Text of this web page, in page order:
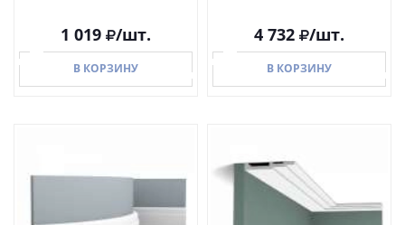
1 019 /шт.
В КОРЗИНУ
4 732 /шт.
В КОРЗИНУ
В КОРЗИНУ